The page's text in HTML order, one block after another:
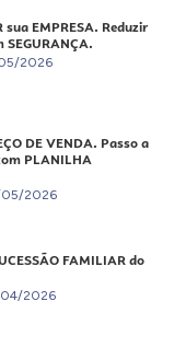
sua EMPRESA. Reduzir
SEGURANÇA.
2026
DE VENDA. Passo a
PLANILHA
2026
FAMILIAR do
2026